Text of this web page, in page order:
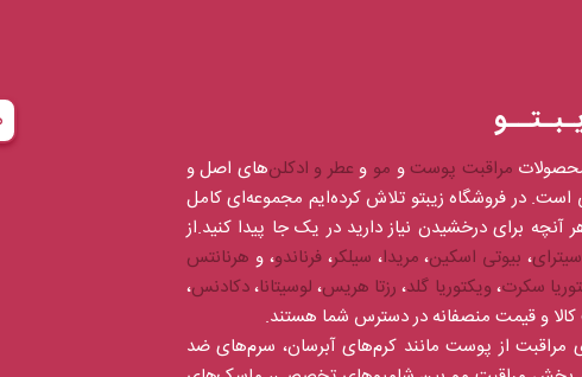
مراقبت پوست و مو و عطر و ادکلن‌های اصل و
است. در فروشگاه زیبتو تلاش کرده‌ایم مجموعه‌ای کامل
آنچه برای درخشیدن نیاز دارید در یک جا پیدا کنید.از
سیترای، بیوتی اسکین، مریدا، سیلکر،فرناندو، و هرنانتس
سکرت، ویکتوریا گلد، رزتا هریس، لوسیتانا،دکادنس،
کالا و قیمت منصفانه در دسترس شما هستند.
مراقبت از پوست مانند کرم‌های آبرسان، سرم‌های ضد